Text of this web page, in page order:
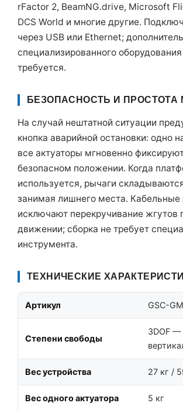
rFactor 2, BeamNG.drive, Microsoft
DCS World и многие другие.
через USB или Ethernet;
специализированного
требуется.
БЕЗОПАСНОСТЬ И ПРОСТОТА
На случай нештатной ситуации
кнопка аварийной остановки: одно
все актуаторы мгновенно
безопасном положении. Когда
используется, рычаги
занимая лишнего места. Кабельные
исключают перекручивание жгутов
движении; сборка не требует
инструмента.
ТЕХНИЧЕСКИЕ
Артикул GSC-
Степени свободы
3DOF —
Вес устройства 27 кг /
Вес одного актуатора 5 кг